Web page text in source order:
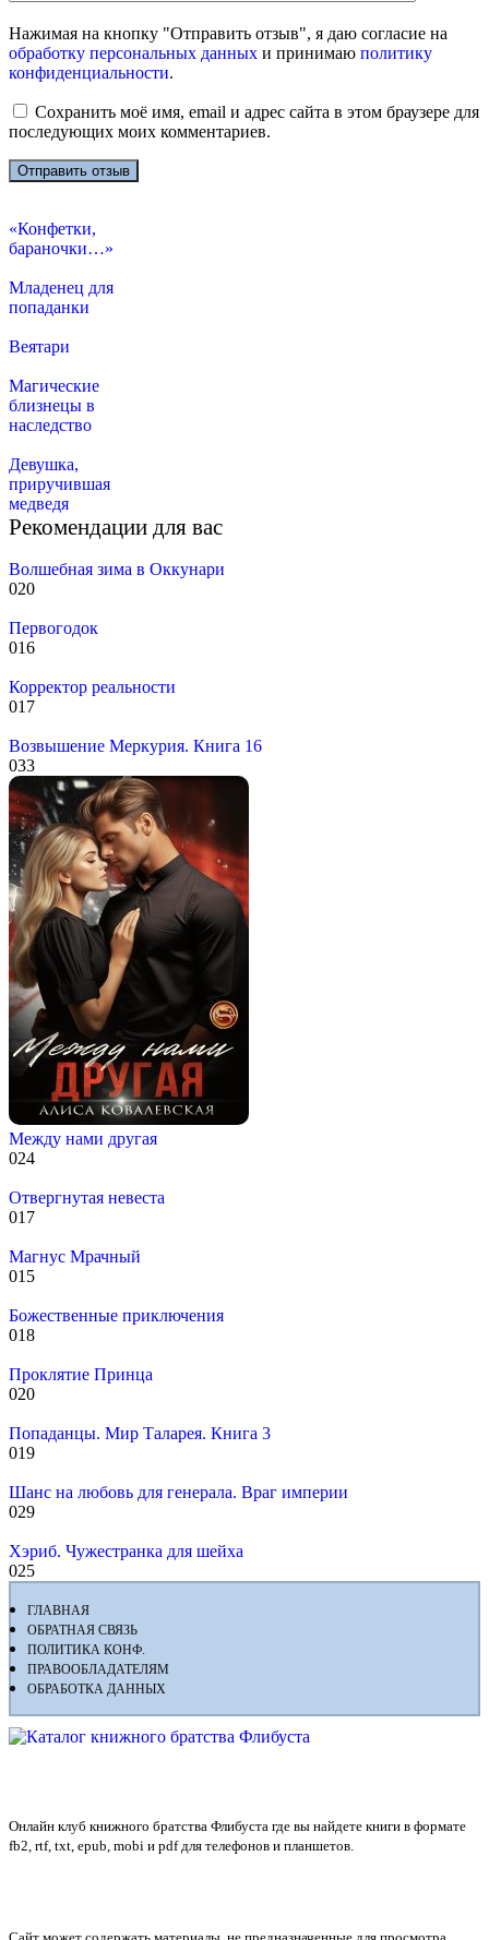
Нажимая на кнопку "Отправить отзыв", я даю согласие на
обработку персональных данных и принимаю политику
конфиденциальности.
Сохранить моё имя, email и адрес сайта в этом браузере для
последующих моих комментариев.
«Конфетки,
бараночки…»
Младенец для
попаданки
Веятари
Магические
близнецы в
наследство
Девушка,
приручившая
медведя
Рекомендации для вас
Волшебная зима в Оккунари
020
Первогодок
016
Корректор реальности
017
Возвышение Меркурия. Книга 16
033
Между нами другая
024
Отвергнутая невеста
017
Магнус Мрачный
015
Божественные приключения
018
Проклятие Принца
020
Попаданцы. Мир Таларея. Книга 3
019
Шанс на любовь для генерала. Враг империи
029
Хэриб. Чужестранка для шейха
025
ГЛАВНАЯ
ОБРАТНАЯ СВЯЗЬ
ПОЛИТИКА КОНФ.
ПРАВООБЛАДАТЕЛЯМ
ОБРАБОТКА ДАННЫХ
Онлайн клуб книжного братства Флибуста где вы найдете книги в формате
fb2, rtf, txt, epub, mobi и pdf для телефонов и планшетов.